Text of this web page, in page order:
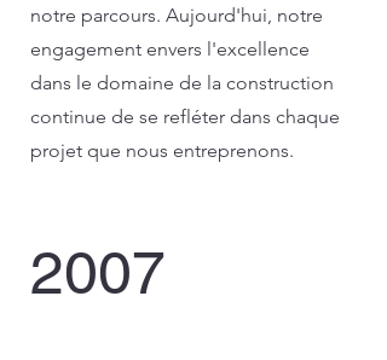
notre parcours. Aujourd'hui, notre
engagement envers l'excellence
dans le domaine de la construction
continue de se refléter dans chaque
projet que nous entreprenons.
2007